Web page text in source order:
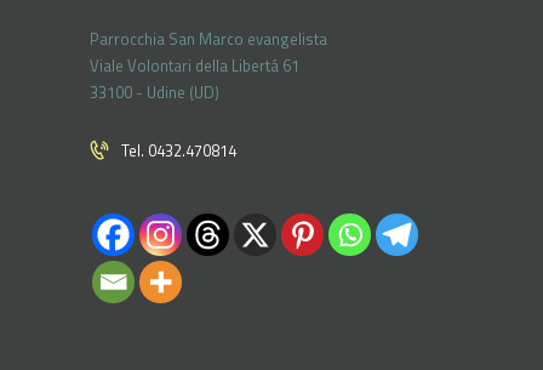
Parrocchia San Marco evangelista
Viale Volontari della Libertá 61
33100 - Udine (UD)
Tel. 0432.470814